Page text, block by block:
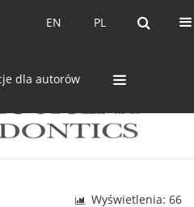
PL
EN PL
EN
dla autorów
Wyświetlenia: 66